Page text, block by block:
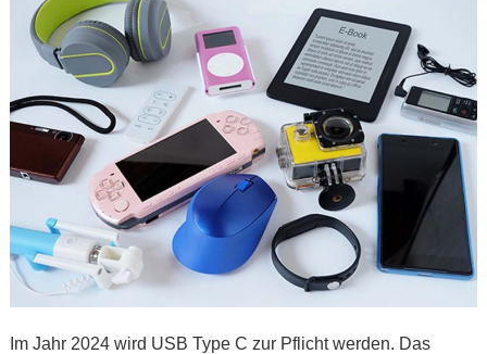
Im Jahr 2024 wird USB Type C zur Pflicht werden. Das